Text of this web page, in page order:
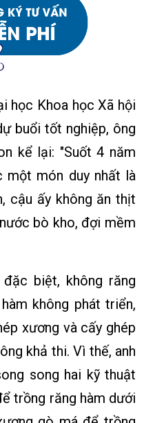
học Khoa học Xã hội
buổi tốt nghiệp, ông
kể lại: "Suốt 4 năm
một món duy nhất là
cậu ấy không ăn thịt
bò kho, đợi mềm
biệt, không răng
không phát triển,
xương và cấy ghép
khả thi. Vì thế, anh
song hai kỹ thuật
trồng răng hàm dưới